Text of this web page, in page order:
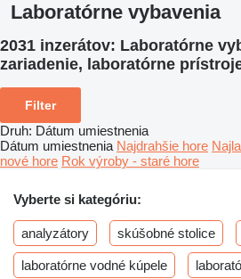
Laboratórne vybavenia
2031 inzerátov: Laboratórne
zariadenie, laboratórne
Filter
Druh: Dátum umiestnenia
Dátum umiestnenia Najdrahšie hore
nové hore Rok výroby - staré hore
Vyberte si kategóriu:
analyzátory skúšobné stolice
laboratórne vodné kúpele